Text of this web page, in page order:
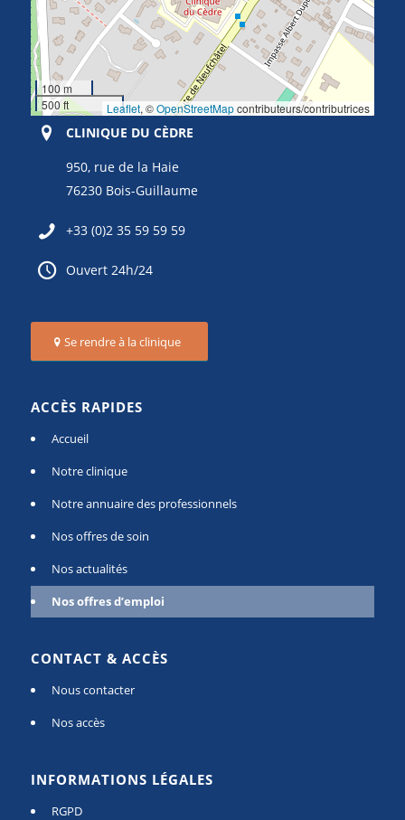
100 m
500 ft
Leaflet, ©OpenStreetMapcontributeurs/contributrices
CLINIQUE DU CÈDRE
950, rue de la Haie
76230 Bois-Guillaume
+33 (0)2 35 59 59 59
Ouvert 24h/24
Se rendre à la clinique
ACCÈS RAPIDES
Accueil
Notre clinique
Notre annuaire des professionnels
Nos offres de soin
Nos actualités
Nos offres d’emploi
CONTACT & ACCÈS
Nous contacter
Nos accès
INFORMATIONS LÉGALES
RGPD